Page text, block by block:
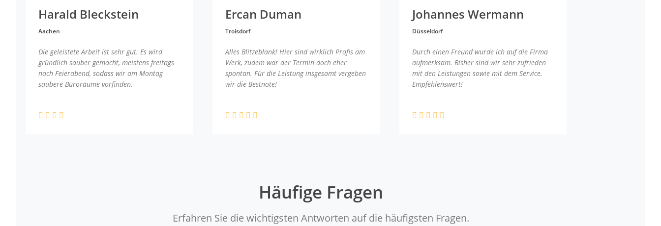
Harald Bleckstein
Aachen
Die geleistete Arbeit ist sehr gut. Es wird
gründlich sauber gemacht, meistens freitags
nach Feierabend, sodass wir am Montag
saubere Büroräume vorfinden.
Ercan Duman
Troisdorf
Alles Blitzeblank! Hier sind wirklich Profis am
Werk, zudem war der Termin doch eher
spontan. Für die Leistung insgesamt vergeben
wir die Bestnote!
Johannes Wermann
Düsseldorf
Durch einen Freund wurde ich auf die Firma
aufmerksam. Bisher sind wir sehr zufrieden
mit den Leistungen sowie mit dem Service.
Empfehlenswert!
Häufige Fragen
Erfahren Sie die wichtigsten Antworten auf die häufigsten Fragen.